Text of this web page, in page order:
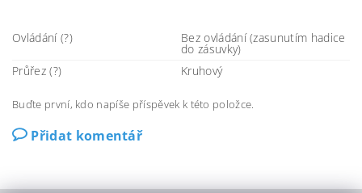
Ovládání (?) Bez ovládání (zasunutím hadice
do zásuvky)
Průřez (?)
Kruhový
Buďte první, kdo napíše příspěvek k této položce.
Přidat komentář